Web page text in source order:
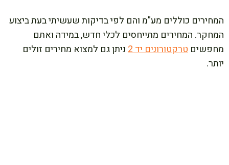
המחירים כוללים מע"מ והם לפי בדיקות שעשיתי בעת ביצוע
המחקר. המחירים מתייחסים לכלי חדש, במידה ואתם
מחפשים טרקטורונים יד 2 ניתן גם למצוא מחירים זולים
יותר.